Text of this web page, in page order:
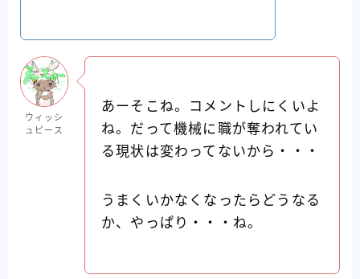
ウィッシ
ュピース
あーそこね。コメントしにくいよ
ね。だって機械に職が奪われてい
る現状は変わってないから・・・
うまくいかなくなったらどうなる
か、やっぱり・・・ね。